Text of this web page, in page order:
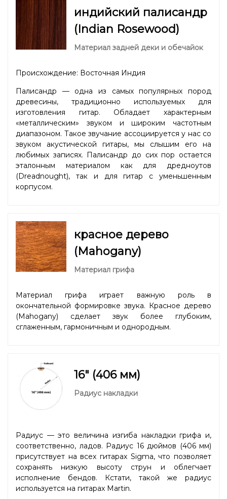
индийский палисандр
(Indian Rosewood)
Материал задней деки и обечайок
Происхождение: Восточная Индия
Палисандр — одна из самых популярных пород
древесины, традиционно используемых для
изготовления гитар. Обладает характерным
«металлическим» звуком и широким частотным
диапазоном. Такое звучание ассоциируется у нас со
звуком акустической гитары, мы слышим его на
любимых записях. Палисандр до сих пор остается
эталонным материалом как для дредноутов
(Dreadnought), так и для гитар с уменьшенным
корпусом.
красное дерево
(Mahogany)
Материал грифа
Материал грифа играет важную роль в
окончательной формировке звука. Красное дерево
(Mahogany) сделает звук более глубоким,
сглаженным, гармоничным и однородным.
16" (406 мм)
Радиус накладки
Радиус — это величина изгиба накладки грифа и,
соответственно, ладов. Радиус 16 дюймов (406 мм)
присутствует на всех гитарах Sigma, что позволяет
сохранять низкую высоту струн и облегчает
исполнение бендов. Кстати, такой же радиус
используется на гитарах Martin.